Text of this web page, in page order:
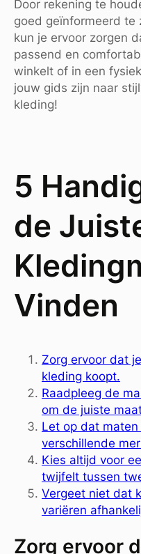
Door rekening te
goed geïnformeerd te
kun je ervoor zorgen
passend en
winkelt of in een
jouw gids zijn naar
kleding!
5
de
Vinden
Zorg ervoor dat
kleding koopt.
Raadpleeg de
om de juiste
Let op dat
verschillende
Kies altijd voor
twijfelt tussen
Vergeet niet dat
variëren
Zorg ervoor